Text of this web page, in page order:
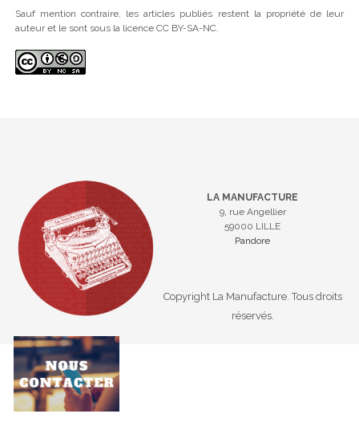
Sauf mention contraire, les articles publiés restent la propriété de leur
auteur et le sont sous la licence CC BY-SA-NC.
LA MANUFACTURE
9, rue Angellier
59000 LILLE
Pandore
Copyright La Manufacture. Tous droits
réservés.